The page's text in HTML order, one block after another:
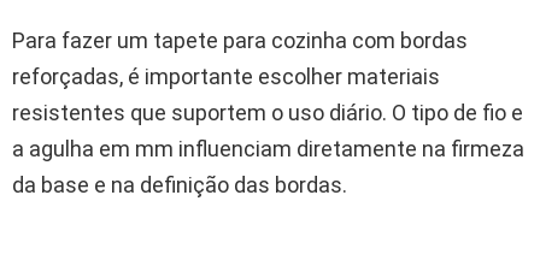
Para fazer um tapete para cozinha com bordas
reforçadas, é importante escolher materiais
resistentes que suportem o uso diário. O tipo de fio e
a agulha em mm influenciam diretamente na firmeza
da base e na definição das bordas.